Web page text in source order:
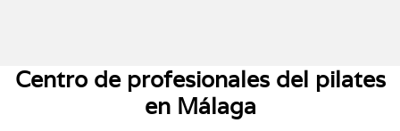
Centro de profesionales del pilates
en Málaga